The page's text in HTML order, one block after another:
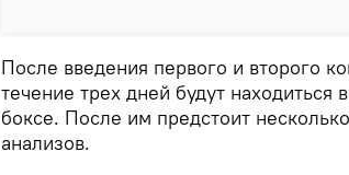
После введения первого и второго
течение трех дней будут находиться
боксе. После им предстоит
анализов.